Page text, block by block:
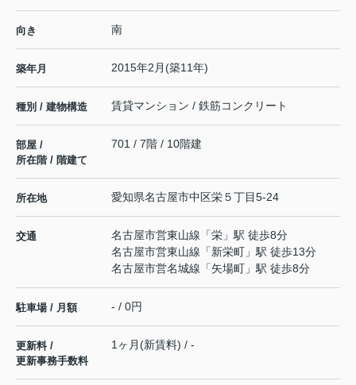
向き 南
築年月 2015年2月(築11年)
種別 / 建物構造 賃貸マンション / 鉄筋コンクリート
部屋 /
所在階 / 階建て
701 / 7階 / 10階建
所在地 愛知県名古屋市中区栄５丁目5-24
交通 名古屋市営東山線 「栄 」駅 徒歩8分
名古屋市営東山線 「新栄町 」駅 徒歩13分
名古屋市営名城線 「矢場町 」駅 徒歩8分
駐車場 / 月額 - / 0円
更新料 /
更新事務手数料
1ヶ月(新賃料) / -